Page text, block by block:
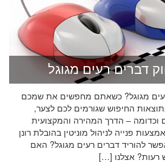
רעים מגוגל
מגוגל? כשאתם מחפשים את שמכם
החיפוש שגורמים לכם לצער,
– הדרך המהירה והמקצועית
פנייה לניהול מוניטין בהובלת רונן
להוריד דברים רעים מגוגל? האם
אצלנו […]